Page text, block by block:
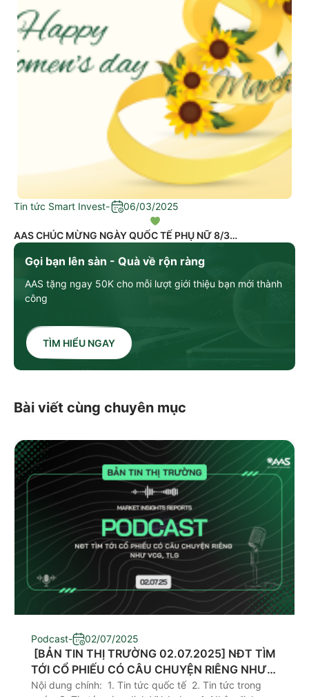
Gọi bạn lên sàn - Quà về rộn ràng
AAS tặng ngay 50K cho mỗi lượt giới thiệu bạn mới thành
công
TÌM HIỂU NGAY
Tin tức Smart Invest- 06/03/2025
AAS CHÚC MỪNG NGÀY QUỐC TẾ PHỤ NỮ 8/3
Bài viết cùng chuyên mục
Podcast- 02/07/2025
​ [BẢN TIN THỊ TRƯỜNG 02.07.2025] NĐT TÌM
TỚI CỔ PHIẾU CÓ CÂU CHUYỆN RIÊNG NHƯ
VCG, TLG
Nội dung chính: 1. Tin tức quốc tế 2. Tin tức trong